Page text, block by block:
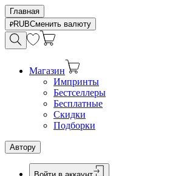
Главная
RUBСменить валюту
Магазин
Импринты
Бестселлеры
Бесплатные
Скидки
Подборки
Автору